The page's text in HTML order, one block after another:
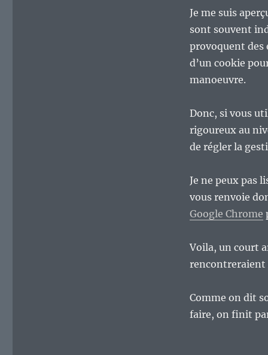
Je me suis
sont souvent
provoquent des
d’un cookie
manoeuvre.
Donc, si vous
rigoureux au
de régler la
Je ne peux pas
vous renvoie
Google Chrome
Voila, un court
rencontreraient
Comme on dit
faire, on finit